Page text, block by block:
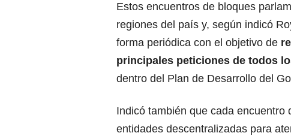
Estos encuentros de bloques
regiones del país y, según indicó
forma periódica con el objetivo de
principales peticiones de todos
dentro del Plan de Desarrollo del
Indicó también que cada
entidades descentralizadas para